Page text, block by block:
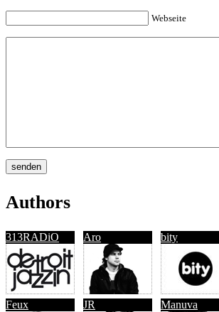
Webseite
Authors
313RADiO Aro bity
Feux JR Manuva